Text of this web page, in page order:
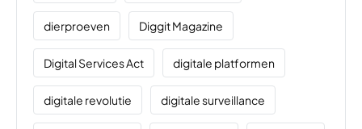
dierproeven Diggit Magazine
Digital Services Act digitale platformen
digitale revolutie digitale surveillance